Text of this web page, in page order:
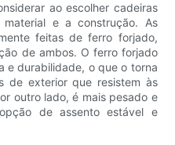
ao escolher cadeiras
e a construção. As
feitas de ferro forjado,
de ambos. O ferro forjado
e durabilidade, o que o torna
de exterior que resistem às
outro lado, é mais pesado e
de assento estável e